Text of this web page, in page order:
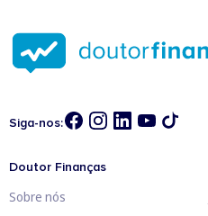
Siga-nos:
Doutor Finanças
Sobre nós